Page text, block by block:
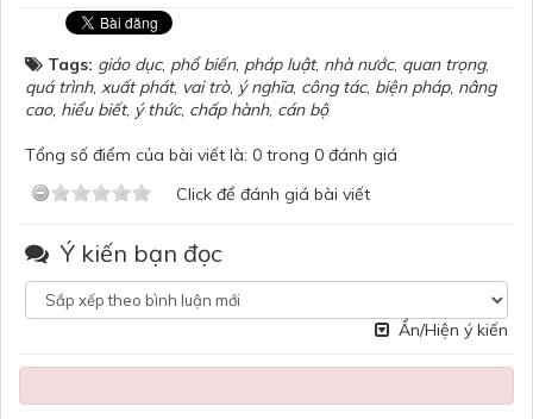
Tags: giáo dục, phổ biến, pháp luật, nhà nước, quan trọng,
quá trình, xuất phát, vai trò, ý nghĩa, công tác, biện pháp, nâng
cao, hiểu biết, ý thức, chấp hành, cán bộ
Tổng số điểm của bài viết là: 0 trong 0 đánh giá
Click để đánh giá bài viết
Ý kiến bạn đọc
Ẩn/Hiện ý kiến